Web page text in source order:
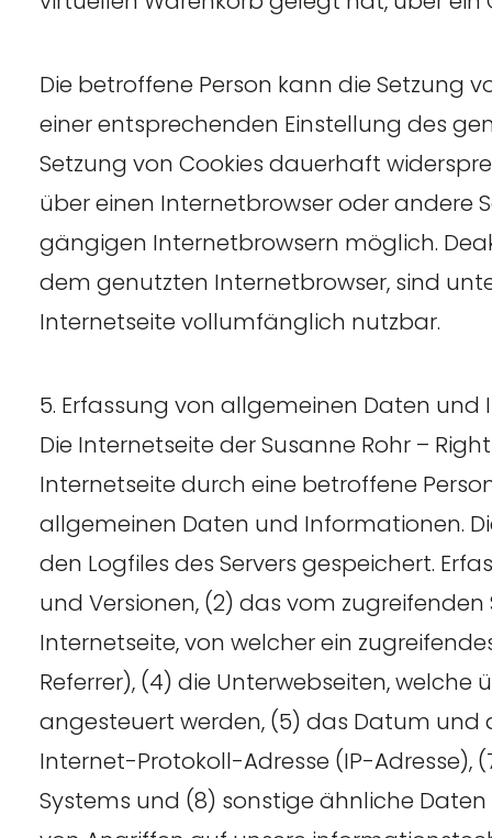
Die betroffene Person kann die Setzung
einer entsprechenden Einstellung des
Setzung von Cookies dauerhaft
über einen Internetbrowser oder andere
gängigen Internetbrowsern möglich.
dem genutzten Internetbrowser, sind
Internetseite vollumfänglich nutzbar.
5. Erfassung von allgemeinen Daten
Die Internetseite der Susanne Rohr –
Internetseite durch eine betroffene
allgemeinen Daten und Informationen.
den Logfiles des Servers gespeichert.
und Versionen, (2) das vom
Internetseite, von welcher ein
Referrer), (4) die Unterwebseiten,
angesteuert werden, (5) das Datum und
Internet-Protokoll-Adresse (IP-Adresse),
Systems und (8) sonstige ähnliche